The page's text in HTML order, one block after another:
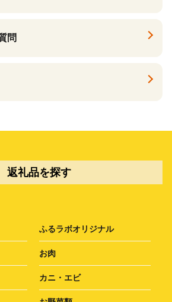
問
返礼品を探す
ふるラボオリジナル
お肉
カニ・エビ